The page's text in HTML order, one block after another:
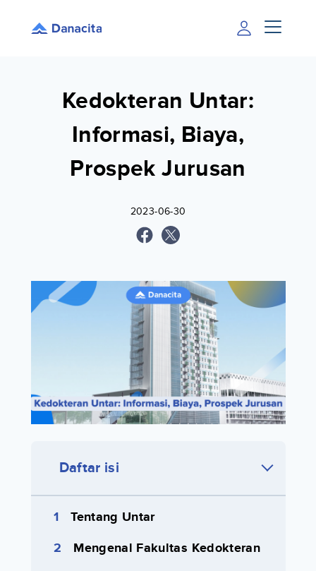
Kedokteran Untar:
Informasi, Biaya,
Prospek Jurusan
2023-06-30
Daftar isi
Tentang Untar
Mengenal Fakultas Kedokteran